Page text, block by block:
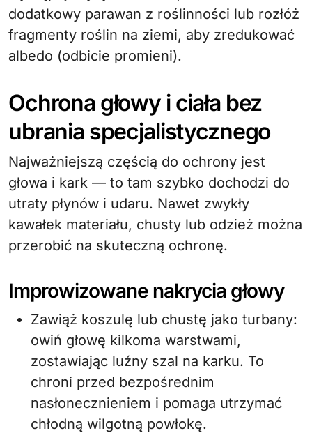
dodatkowy parawan z roślinności lub rozłóż
fragmenty roślin na ziemi, aby zredukować
albedo (odbicie promieni).
Ochrona głowy i ciała bez
ubrania specjalistycznego
Najważniejszą częścią do ochrony jest
głowa i kark — to tam szybko dochodzi do
utraty płynów i udaru. Nawet zwykły
kawałek materiału, chusty lub odzież można
przerobić na skuteczną ochronę.
Improwizowane nakrycia głowy
Zawiąż koszulę lub chustę jako turbany:
owiń głowę kilkoma warstwami,
zostawiając luźny szal na karku. To
chroni przed bezpośrednim
nasłonecznieniem i pomaga utrzymać
chłodną wilgotną powłokę.